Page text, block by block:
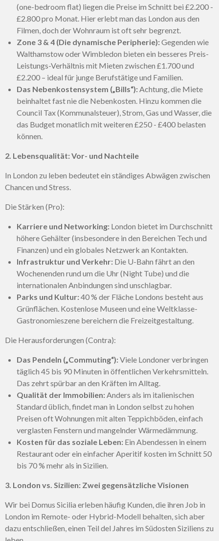
(one-bedroom flat) liegen die Preise im Schnitt bei £2.200 -
£2.800 pro Monat. Hier erlebt man das London aus den
Filmen, doch der Wohnraum ist oft sehr begrenzt.
Zone 3 & 4 (Die dynamische Peripherie):Gegenden wie
Walthamstow oder Wimbledon bieten ein besseres Preis-
Leistungs-Verhältnis mit Mieten zwischen £1.700 und
£2.200 – ideal für junge Berufstätige und Familien.
Das Nebenkostensystem („Bills“): Achtung, die Miete
beinhaltet fast nie die Nebenkosten. Hinzu kommen die
Council Tax (Kommunalsteuer), Strom, Gas und Wasser, die
das Budget monatlich mit weiteren £250 - £400 belasten
können.
2. Lebensqualität: Vor- und Nachteile
In London zu leben bedeutet ein ständiges Abwägen zwischen
Chancen und Stress.
Die Stärken (Pro):
Karriere und Networking: London bietet im Durchschnitt
höhere Gehälter (insbesondere in den Bereichen Tech und
Finanzen) und ein globales Netzwerk an Kontakten.
Infrastruktur und Verkehr: Die U-Bahn fährt an den
Wochenenden rund um die Uhr (Night Tube) und die
internationalen Anbindungen sind unschlagbar.
Parks und Kultur:40 % der Fläche Londons besteht aus
Grünflächen. Kostenlose Museen und eine Weltklasse-
Gastronomieszene bereichern die Freizeitgestaltung.
Die Herausforderungen (Contra):
Das Pendeln („Commuting“):Viele Londoner verbringen
täglich 45 bis 90 Minuten in öffentlichen Verkehrsmitteln.
Das zehrt spürbar an den Kräften im Alltag.
Qualität der Immobilien: Anders als im italienischen
Standard üblich, findet man in London selbst zu hohen
Preisen oft Wohnungen mit alten Teppichböden, einfach
verglasten Fenstern und mangelnder Wärmedämmung.
Kosten für das soziale Leben: Ein Abendessen in einem
Restaurant oder ein einfacher Aperitif kosten im Schnitt 50
bis 70 % mehr als in Sizilien.
3. London vs. Sizilien: Zwei gegensätzliche Visionen
Wir bei Domus Sicilia erleben häufig Kunden, die ihren Job in
London im Remote- oder Hybrid-Modell behalten, sich aber
dazu entschließen, einen Teil del Jahres im Südosten Siziliens zu